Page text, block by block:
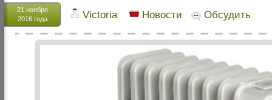
21 ноября
2016 года
Victoria Новости Обсудить